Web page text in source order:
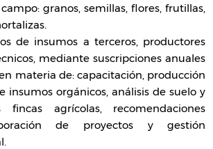
granos, semillas, flores, frutillas,
de insumos a terceros, productores
mediante suscripciones anuales
materia de: capacitación, producción
insumos orgánicos, análisis de suelo y
agrícolas, recomendaciones
de proyectos y gestión